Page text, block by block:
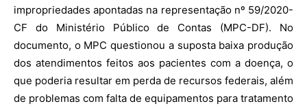
impropriedades apontadas na representação nº 59/2020-
CF do Ministério Público de Contas (MPC-DF). No
documento, oMPC questionou a suposta baixa produção
dos atendimentos feitos aos pacientes com a doença, o
que poderia resultar em perda de recursos federais, além
de problemas com falta de equipamentos para tratamento